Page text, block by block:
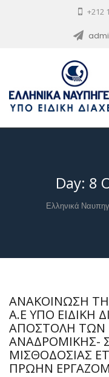
+212
Day: 8
Ελληνικά
ΑΝΑΚΟΙΝΩΣΗ
Α.Ε ΥΠΟ ΕΙΔΙΚΗ
ΑΠΟΣΤΟΛΗ ΤΩΝ
ΑΝΑΔΡΟΜΙΚΗΣ-
ΜΙΣΘΟΔΟΣΙΑΣ
ΠΡΩΗΝ